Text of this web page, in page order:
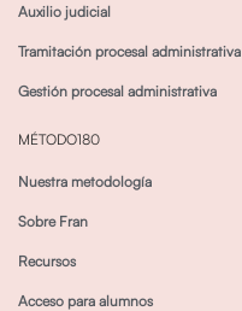
Auxilio judicial
Tramitación procesal administrativa
Gestión procesal administrativa
MÉTODO180
Nuestra metodología
Sobre Fran
Recursos
Acceso para alumnos